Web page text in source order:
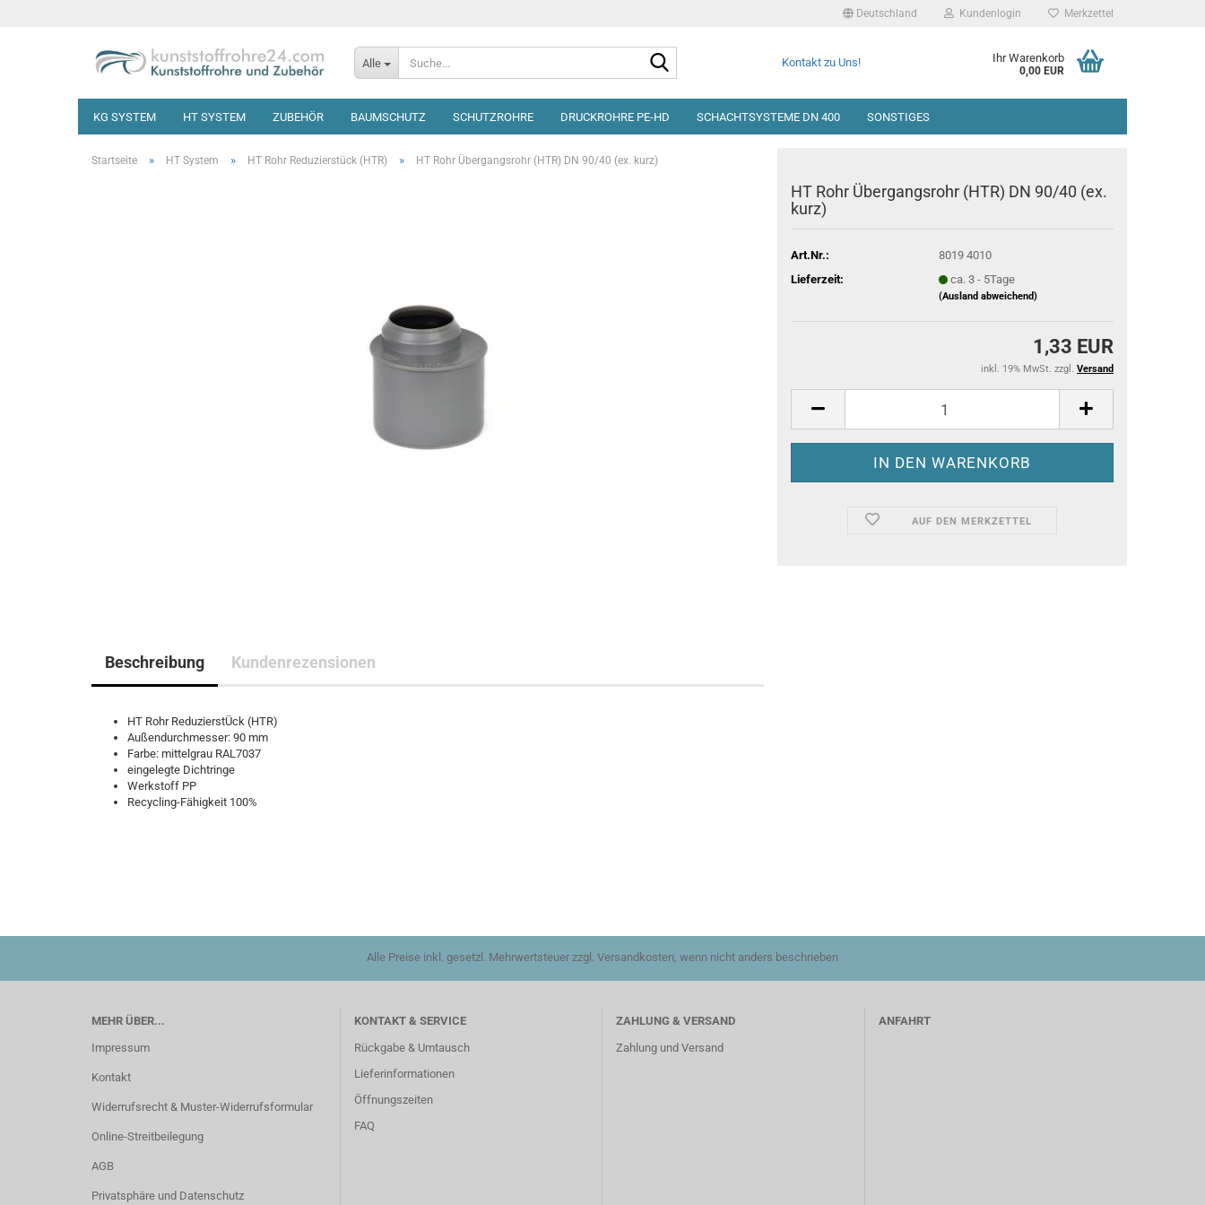
Deutschland Kundenlogin Merkzettel
Alle Kontakt zu Uns! Ihr Warenkorb
0,00 EUR
KG SYSTEM HT SYSTEM ZUBEHÖR BAUMSCHUTZ SCHUTZROHRE DRUCKROHRE PE-HD SCHACHTSYSTEME DN 400 SONSTIGES
Startseite » HT System » HT Rohr Reduzierstück (HTR) » HT Rohr Übergangsrohr (HTR) DN 90/40 (ex. kurz)
HT Rohr Übergangsrohr (HTR) DN 90/40 (ex.
kurz)
Art.Nr.:
8019 4010
Lieferzeit:
ca. 3 - 5Tage
(Ausland abweichend)
1,33 EUR
inkl. 19% MwSt. zzgl. Versand
AUF DEN MERKZETTEL
Beschreibung Kundenrezensionen
HT Rohr ReduzierstÜck (HTR)
Außendurchmesser: 90 mm
Farbe: mittelgrau RAL7037
eingelegte Dichtringe
Werkstoff PP
Recycling-Fähigkeit 100%
Alle Preise inkl. gesetzl. Mehrwertsteuer zzgl. Versandkosten, wenn nicht anders beschrieben
MEHR ÜBER...
Impressum
Kontakt
Widerrufsrecht & Muster-Widerrufsformular
Online-Streitbeilegung
AGB
Privatsphäre und Datenschutz
KONTAKT & SERVICE
Rückgabe & Umtausch
Lieferinformationen
Öffnungszeiten
FAQ
ZAHLUNG & VERSAND
Zahlung und Versand
ANFAHRT